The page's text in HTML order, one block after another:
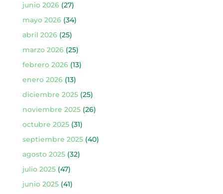
junio 2026(27)
mayo 2026(34)
abril 2026(25)
marzo 2026(25)
febrero 2026(13)
enero 2026(13)
diciembre 2025(25)
noviembre 2025(26)
octubre 2025(31)
septiembre 2025(40)
agosto 2025(32)
julio 2025(47)
junio 2025(41)